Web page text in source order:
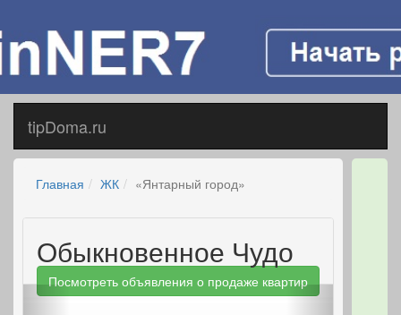
tipDoma.ru
Главная ЖК «Янтарный город»
Обыкновенное Чудо
Посмотреть объявления о продаже квартир